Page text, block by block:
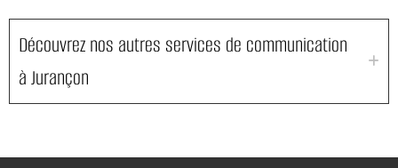
Découvrez nos autres services de communication
à Jurançon